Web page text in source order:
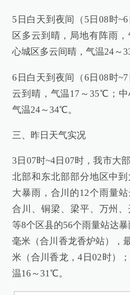
5日白天到夜间（5日08时
区多云到晴，局地有阵雨
心城区多云间晴，气温24～
6日白天到夜间（6日08时
云到晴，气温17～35℃；中
气温24～34℃。
三、昨日天气实况
3日07时~4日07时，我市大
北部和东北部部分地区中到
大暴雨，合川的12个雨量站
合川、铜梁、梁平、万州
等8个区县的56个雨量站达
毫米（合川香龙香炉站），
米（合川香龙，4日02时）
温16～31℃。